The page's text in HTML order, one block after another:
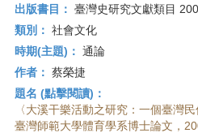
出版書目： 臺灣史研究文獻類目
類別： 社會文化
時期(主題)： 通論
作者： 蔡榮捷
題名 (點擊閱讀)：
〈大溪干樂活動之研究：一個臺灣
臺灣師範大學體育學系博士論文，